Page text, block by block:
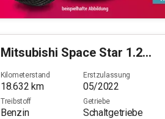
Mitsubishi Space Star 1.2 Select+ (EURO 6d)
Kilometerstand
18.632 km
Erstzulassung
05/2022
Treibstoff
Benzin
Getriebe
Schaltgetriebe